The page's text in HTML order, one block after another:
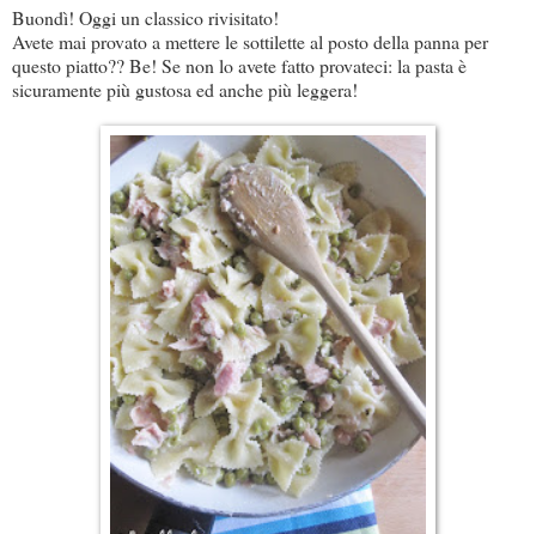
Buondì! Oggi un classico rivisitato!
Avete mai provato a mettere le sottilette al posto della panna per
questo piatto?? Be! Se non lo avete fatto provateci: la pasta è
sicuramente più gustosa ed anche più leggera!